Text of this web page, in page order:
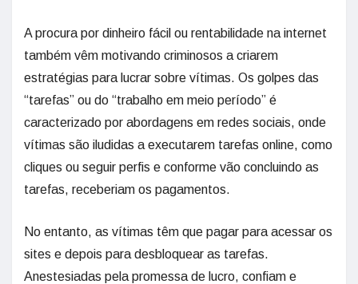
A procura por dinheiro fácil ou rentabilidade na internet
também vêm motivando criminosos a criarem
estratégias para lucrar sobre vítimas. Os golpes das
“tarefas” ou do “trabalho em meio período” é
caracterizado por abordagens em redes sociais, onde
vítimas são iludidas a executarem tarefas online, como
cliques ou seguir perfis e conforme vão concluindo as
tarefas, receberiam os pagamentos.
No entanto, as vítimas têm que pagar para acessar os
sites e depois para desbloquear as tarefas.
Anestesiadas pela promessa de lucro, confiam e